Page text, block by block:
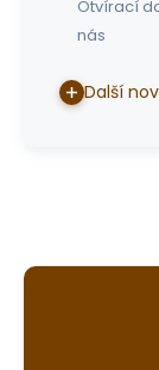
Otvírací
nás
Další